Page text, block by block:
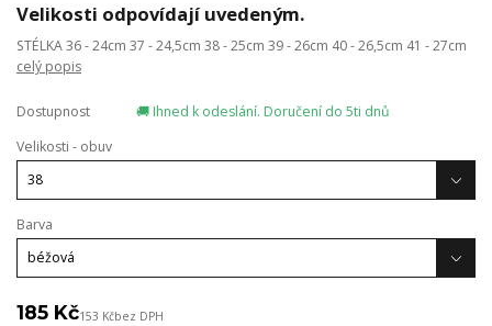
Velikosti odpovídají uvedeným.
STÉLKA 36 - 24cm 37 - 24,5cm 38 - 25cm 39 - 26cm 40 - 26,5cm 41 - 27cm
celý popis
Dostupnost
🚚 Ihned k odeslání. Doručení do 5ti dnů
Velikosti - obuv
Barva
185 Kč153 Kčbez DPH